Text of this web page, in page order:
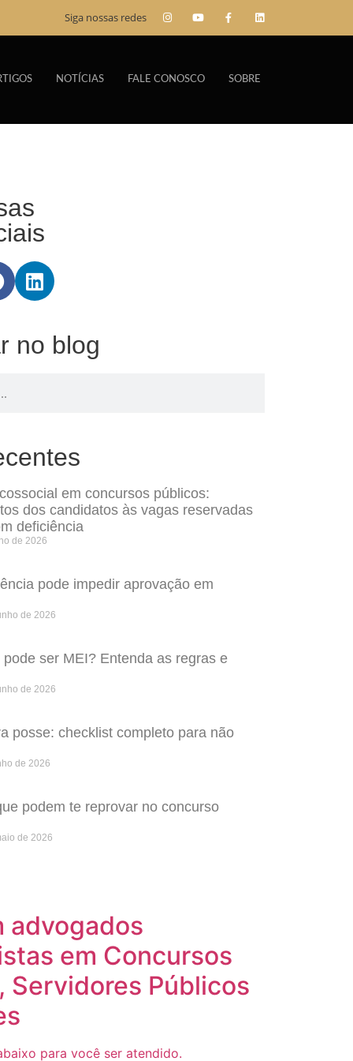
Siga nossas redes
NOTÍCIAS FALE CONOSCO SOBRE
no blog
em concursos públicos:
dos candidatos às vagas reservadas
deficiência
de 2026
pode impedir aprovação em
de 2026
ser MEI? Entenda as regras e
de 2026
posse: checklist completo para não
de 2026
podem te reprovar no concurso
de 2026
advogados
em Concursos
Servidores Públicos
para você ser atendido.